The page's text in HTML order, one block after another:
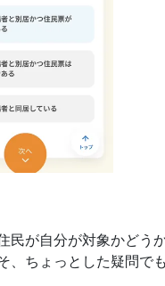
民が自分が対象かどう
、ちょっとした疑問で